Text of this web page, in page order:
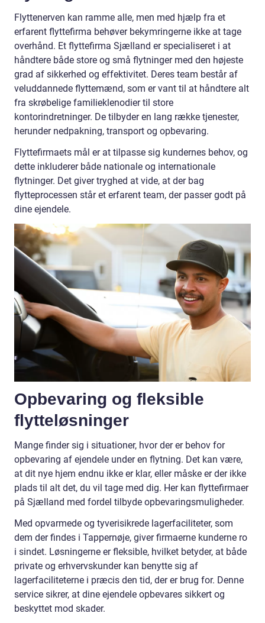
Flyttenerven kan ramme alle, men med hjælp fra et
erfarent flyttefirma behøver bekymringerne ikke at tage
overhånd. Et flyttefirma Sjælland er specialiseret i at
håndtere både store og små flytninger med den højeste
grad af sikkerhed og effektivitet. Deres team består af
veluddannede flyttemænd, som er vant til at håndtere alt
fra skrøbelige familieklenodier til store
kontorindretninger. De tilbyder en lang række tjenester,
herunder nedpakning, transport og opbevaring.
Flyttefirmaets mål er at tilpasse sig kundernes behov, og
dette inkluderer både nationale og internationale
flytninger. Det giver tryghed at vide, at der bag
flytteprocessen står et erfarent team, der passer godt på
dine ejendele.
Opbevaring og fleksible
flytteløsninger
Mange finder sig i situationer, hvor der er behov for
opbevaring af ejendele under en flytning. Det kan være,
at dit nye hjem endnu ikke er klar, eller måske er der ikke
plads til alt det, du vil tage med dig. Her kan flyttefirmaer
på Sjælland med fordel tilbyde opbevaringsmuligheder.
Med opvarmede og tyverisikrede lagerfaciliteter, som
dem der findes i Tappernøje, giver firmaerne kunderne ro
i sindet. Løsningerne er fleksible, hvilket betyder, at både
private og erhvervskunder kan benytte sig af
lagerfaciliteterne i præcis den tid, der er brug for. Denne
service sikrer, at dine ejendele opbevares sikkert og
beskyttet mod skader.